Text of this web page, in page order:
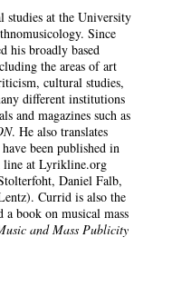
studies at the University
Since
his broadly based
the areas of art
cultural studies,
different institutions
and magazines such as
. He also translates
been published in
at Lyrikline.org
Daniel Falb,
Currid is also the
book on musical mass
and Mass Publicity